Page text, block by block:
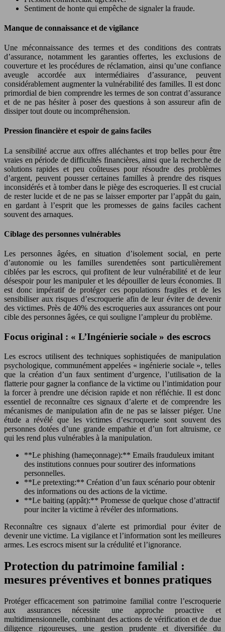
Sentiment de honte qui empêche de signaler la fraude.
Manque de connaissance et de vigilance
Une méconnaissance des termes et des conditions des contrats
d’assurance, notamment les garanties offertes, les exclusions de
couverture et les procédures de réclamation, ainsi qu’une confiance
aveugle accordée aux intermédiaires d’assurance, peuvent
considérablement augmenter la vulnérabilité des familles. Il est donc
primordial de bien comprendre les termes de son contrat d’assurance
et de ne pas hésiter à poser des questions à son assureur afin de
dissiper tout doute ou incompréhension.
Pression financière et espoir de gains faciles
La sensibilité accrue aux offres alléchantes et trop belles pour être
vraies en période de difficultés financières, ainsi que la recherche de
solutions rapides et peu coûteuses pour résoudre des problèmes
d’argent, peuvent pousser certaines familles à prendre des risques
inconsidérés et à tomber dans le piège des escroqueries. Il est crucial
de rester lucide et de ne pas se laisser emporter par l’appât du gain,
en gardant à l’esprit que les promesses de gains faciles cachent
souvent des arnaques.
Ciblage des personnes vulnérables
Les personnes âgées, en situation d’isolement social, en perte
d’autonomie ou les familles surendettées sont particulièrement
ciblées par les escrocs, qui profitent de leur vulnérabilité et de leur
désespoir pour les manipuler et les dépouiller de leurs économies. Il
est donc impératif de protéger ces populations fragiles et de les
sensibiliser aux risques d’escroquerie afin de leur éviter de devenir
des victimes. Près de 40% des escroqueries aux assurances ont pour
cible des personnes âgées, ce qui souligne l’ampleur du problème.
Focus original : « L’Ingénierie sociale » des escrocs
Les escrocs utilisent des techniques sophistiquées de manipulation
psychologique, communément appelées « ingénierie sociale », telles
que la création d’un faux sentiment d’urgence, l’utilisation de la
flatterie pour gagner la confiance de la victime ou l’intimidation pour
la forcer à prendre une décision rapide et non réfléchie. Il est donc
essentiel de reconnaître ces signaux d’alerte et de comprendre les
mécanismes de manipulation afin de ne pas se laisser piéger. Une
étude a révélé que les victimes d’escroquerie sont souvent des
personnes dotées d’une grande empathie et d’un fort altruisme, ce
qui les rend plus vulnérables à la manipulation.
**Le phishing (hameçonnage):** Emails frauduleux imitant
des institutions connues pour soutirer des informations
personnelles.
**Le pretexting:** Création d’un faux scénario pour obtenir
des informations ou des actions de la victime.
**Le baiting (appât):** Promesse de quelque chose d’attractif
pour inciter la victime à révéler des informations.
Reconnaître ces signaux d’alerte est primordial pour éviter de
devenir une victime. La vigilance et l’information sont les meilleures
armes. Les escrocs misent sur la crédulité et l’ignorance.
Protection du patrimoine familial :
mesures préventives et bonnes pratiques
Protéger efficacement son patrimoine familial contre l’escroquerie
aux assurances nécessite une approche proactive et
multidimensionnelle, combinant des actions de vérification et de due
diligence rigoureuses, une gestion prudente et diversifiée du